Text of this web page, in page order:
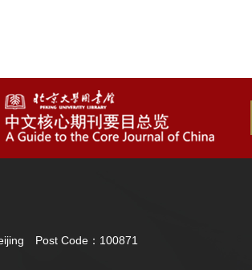
Post Code：100871